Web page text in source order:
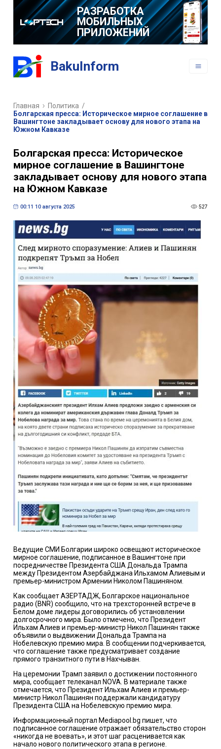
РАЗРАБОТКА
МОБИЛЬНЫХ
ПРИЛОЖЕНИЙ
BakuInform
Главная Политика /
Болгарская пресса: Историческое мирное соглашение в
Вашингтоне закладывает основу для нового этапа на
Южном Кавказе
Болгарская пресса: Историческое
мирное соглашение в Вашингтоне
закладывает основу для нового этапа
на Южном Кавказе
00:11 10 августа 2025 527
Ведущие СМИ Болгарии широко освещают историческое
мирное соглашение, подписанное в Вашингтоне при
посредничестве Президента США Дональда Трампа
между Президентом Азербайджана Ильхамом Алиевым и
премьер-министром Армении Николом Пашиняном.
Как сообщает АЗЕРТАДЖ, Болгарское национальное
радио (BNR) сообщило, что на трехсторонней встрече в
Белом доме лидеры договорились об установлении
долгосрочного мира. Было отмечено, что Президент
Ильхам Алиев и премьер-министр Никол Пашинян также
объявили о выдвижении Дональда Трампа на
Нобелевскую премию мира. В сообщении подчеркивается,
что соглашение также предусматривает создание
прямого транзитного пути в Нахчыван.
На церемонии Трамп заявил о достижении постоянного
мира, сообщает телеканал NOVA. В материале также
отмечается, что Президент Ильхам Алиев и премьер-
министр Никол Пашинян поддержали кандидатуру
Президента США на Нобелевскую премию мира.
Информационный портал Mediapool.bg пишет, что
подписанное соглашение отражает обязательство сторон
«никогда не воевать», и этот шаг расценивается как
начало нового политического этапа в регионе.